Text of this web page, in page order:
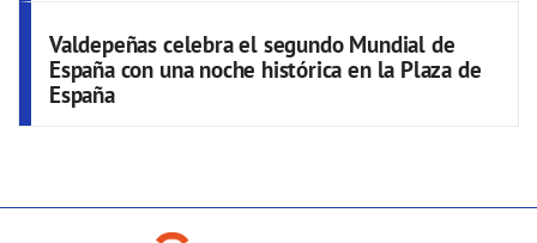
Valdepeñas celebra el segundo Mundial de
España con una noche histórica en la Plaza de
España